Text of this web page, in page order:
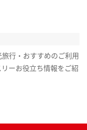
行・おすすめのご利用
ーお役立ち情報をご紹